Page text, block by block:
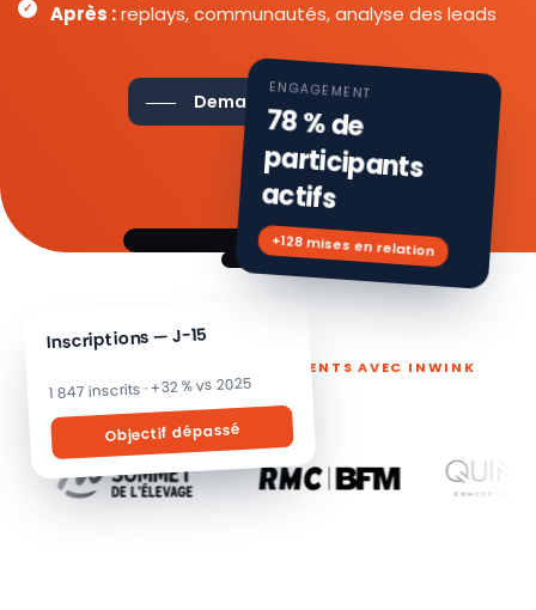
Après :replays, communautés, analyse des leads
Demander une démo
Inscriptions — J-15
1 847 inscrits · +32 % vs 2025
Objectif dépassé
ENGAGEMENT
78 % de
participants
actifs
+128 mises en relation
ILS PILOTENT LEURS ÉVÉNEMENTS AVEC INWINK